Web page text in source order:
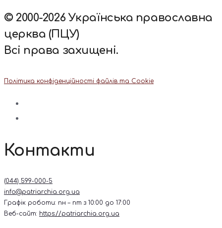
© 2000-2026 Українська православна
церква (ПЦУ)
Всі права захищені.
Політика конфіденційності файлів та Cookie
Контакти
(044) 599-000-5
info@patriarchia.org.ua
Графік роботи: пн – пт з 10:00 до 17:00
Веб-сайт: https://patriarchia.org.ua